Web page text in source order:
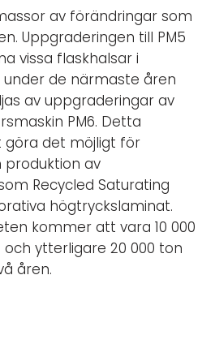
av förändringar som
Uppgraderingen till PM5
vissa flaskhalsar i
de närmaste åren
av uppgraderingar av
PM6. Detta
göra det möjligt för
produktion av
Recycled Saturating
högtryckslaminat.
kommer att vara 10 000
ytterligare 20 000 ton
åren.